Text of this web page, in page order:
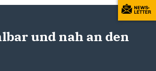
und nah an den